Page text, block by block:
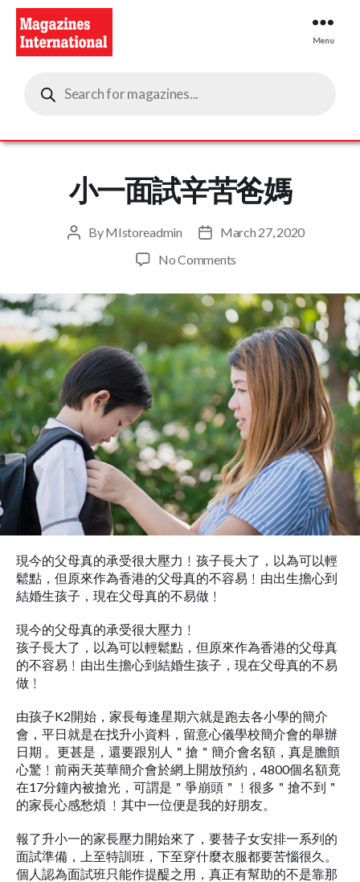
Menu
search
小一面試辛苦爸媽
PostByMIstoreadmin
Post
date
March 27, 2020
No Comments
一
面
試
辛
苦
爸
媽
現今的父母真的承受很大壓力﹗孩子長大了，以為可以輕
鬆點，但原來作為香港的父母真的不容易﹗由出生擔心到
結婚生孩子，現在父母真的不易做﹗
現今的父母真的承受很大壓力﹗
孩子長大了，以為可以輕鬆點，但原來作為香港的父母真
的不容易﹗由出生擔心到結婚生孩子，現在父母真的不易
做﹗
由孩子K2開始，家長每逢星期六就是跑去各小學的簡介
會，平日就是在找升小資料，留意心儀學校簡介會的舉辦
日期 。更甚是，還要跟別人＂搶＂簡介會名額，真是膽顫
心驚﹗前兩天英華簡介會於網上開放預約，4800個名額竟
在17分鐘內被搶光，可謂是＂爭崩頭＂﹗很多＂搶不到＂
的家長心感愁煩 ﹗其中一位便是我的好朋友。
報了升小一的家長壓力開始來了，要替子女安排一系列的
面試準備，上至特訓班，下至穿什麼衣服都要苦惱很久。
個人認為面試班只能作提醍之用，真正有幫助的不是靠那